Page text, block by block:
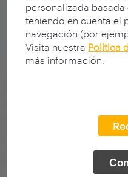
personalizada
teniendo en cuenta el
navegación (por
Visita nuestra Política
más información.